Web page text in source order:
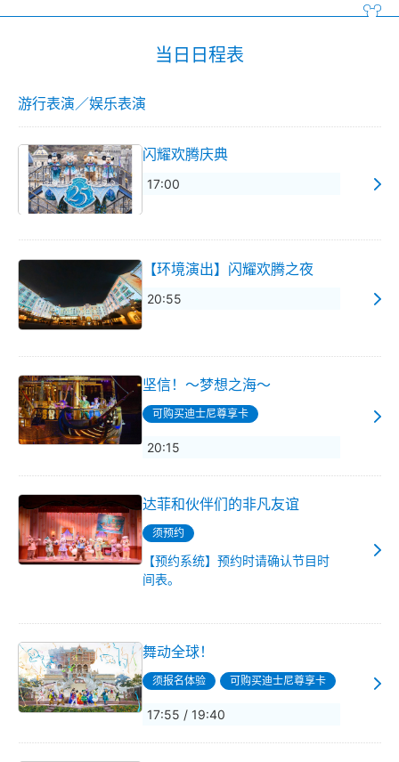
当日日程表
游行表演／娱乐表演
闪耀欢腾庆典
17:00
【环境演出】闪耀欢腾之夜
20:55
坚信！～梦想之海～
可购买迪士尼尊享卡
20:15
达菲和伙伴们的非凡友谊
须预约
【预约系统】预约时请确认节目时
间表。
舞动全球！
须报名体验 可购买迪士尼尊享卡
17:55 / 19:40